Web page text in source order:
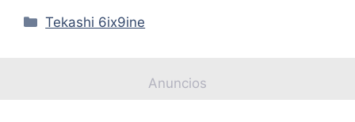
Categorías
Tekashi 6ix9ine
Anuncios